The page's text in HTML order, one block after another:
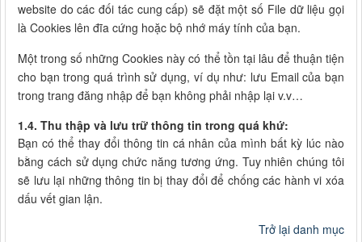
website do các đối tác cung cấp) sẽ đặt một số File dữ liệu gọi
là Cookies lên đĩa cứng hoặc bộ nhớ máy tính của bạn.
Một trong số những Cookies này có thể tồn tại lâu để thuận tiện
cho bạn trong quá trình sử dụng, ví dụ như: lưu Email của bạn
trong trang đăng nhập để bạn không phải nhập lại v.v…
1.4. Thu thập và lưu trữ thông tin trong quá khứ:
Bạn có thể thay đổi thông tin cá nhân của mình bất kỳ lúc nào
bằng cách sử dụng chức năng tương ứng. Tuy nhiên chúng tôi
sẽ lưu lại những thông tin bị thay đổi để chống các hành vi xóa
dấu vết gian lận.
Trở lại danh mục